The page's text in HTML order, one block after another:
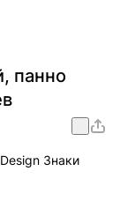
панно
Знаки